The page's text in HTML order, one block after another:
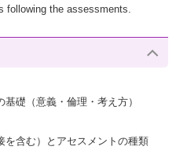
following the assessments.
礎（意義・倫理・考え方）
を含む）とアセスメントの種類